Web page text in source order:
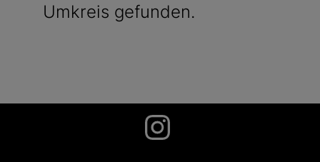
Umkreis gefunden.